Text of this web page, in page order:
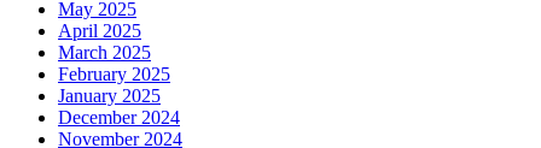
May 2025
April 2025
March 2025
February 2025
January 2025
December 2024
November 2024